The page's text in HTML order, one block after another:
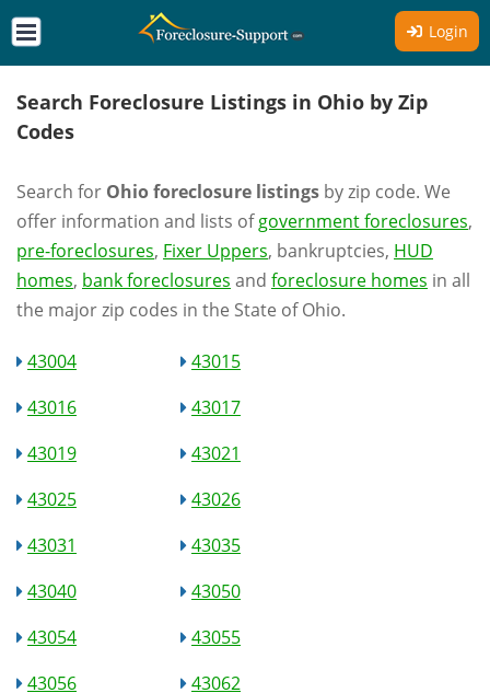
Login
Search Foreclosure Listings in Ohio by Zip
Codes
Search for Ohio foreclosure listings by zip code. We
offer information and lists ofgovernment foreclosures,
pre-foreclosures, Fixer Uppers, bankruptcies, HUD
homes, bank foreclosures and foreclosure homes in all
the major zip codes in the State of Ohio.
43004
43015
43016
43017
43019
43021
43025
43026
43031
43035
43040
43050
43054
43055
43056
43062